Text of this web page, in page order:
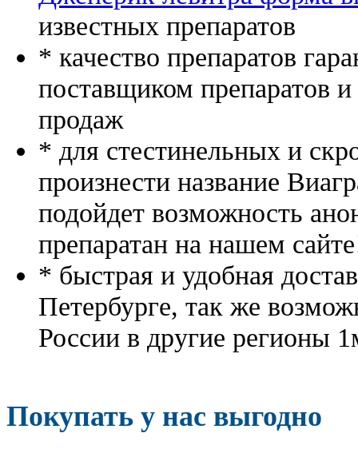
известных препаратов
* качество препаратов
поставщиком препаратов
продаж
* для стестинельных и
произнести название
подойдет возможность
препаратан на нашем
* быстрая и удобная
Петербурге, так же
России в другие регионы
Покупать у нас выгодно